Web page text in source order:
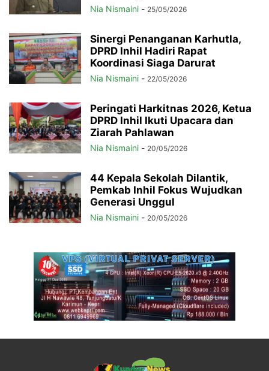
Nia Nismaini - 25/05/2026
Sinergi Penanganan Karhutla,
DPRD Inhil Hadiri Rapat
Koordinasi Siaga Darurat
Nia Nismaini - 22/05/2026
Peringati Harkitnas 2026, Ketua
DPRD Inhil Ikuti Upacara dan
Ziarah Pahlawan
Nia Nismaini - 20/05/2026
44 Kepala Sekolah Dilantik,
Pemkab Inhil Fokus Wujudkan
Generasi Unggul
Nia Nismaini - 20/05/2026